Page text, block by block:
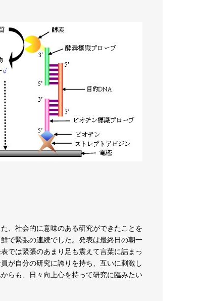
、社会的に意味のある研究ができたことを
で緊張の連続でした。発表は最終日の朝一
では緊張のあまり足も震えて言葉に詰まっ
が自分の研究に誇りを持ち、互いに刺激し
らも、日々向上心を持って研究に臨みたい